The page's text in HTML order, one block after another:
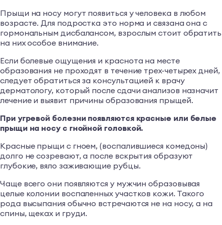
Прыщи на носу могут появиться у человека в любом
возрасте. Для подростка это норма и связана она с
гормональным дисбалансом, взрослым стоит обратить
на них особое внимание.
Если болевые ощущения и краснота на месте
образования не проходят в течение трех-четырех дней,
следует обратиться за консультацией к врачу
дерматологу, который после сдачи анализов назначит
лечение и выявит причины образования прыщей.
При угревой болезни появляются красные или белые
прыщи на носу с гнойной головкой.
Красные прыщи с гноем, (воспалившиеся комедоны)
долго не созревают, а после вскрытия образуют
глубокие, вяло заживающие рубцы.
Чаще всего они появляются у мужчин образовывая
целые колонии воспаленных участков кожи. Такого
рода высыпания обычно встречаются не на носу, а на
спины, щеках и груди.